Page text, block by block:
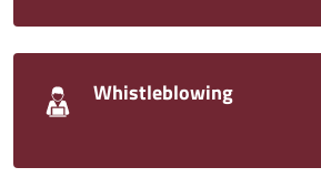
Whistleblowing